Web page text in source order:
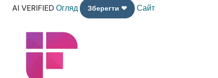
AI VERIFIEDОгляд Зберегти ❤ Сайт